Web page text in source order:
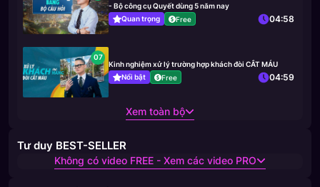
- Bộ công cụ Quyết dùng 5 năm nay
Quan trọng
Free 04:58
07
Kinh nghiệm xử lý trường hợp khách đòi CẮT MÁU
Nổi bật
Free 04:59
Xem toàn bộ
Tư duy BEST-SELLER
Không có video FREE - Xem các video PRO